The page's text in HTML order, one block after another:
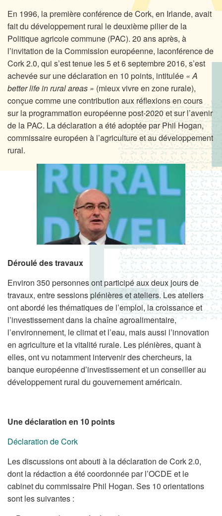
En 1996, la première conférence de Cork, en Irlande, avait
fait du développement rural le deuxième pilier de la
Politique agricole commune (PAC). 20 ans après, à
l’invitation de la Commission européenne, laconférence de
Cork 2.0, qui s’est tenue les 5 et 6 septembre 2016, s’est
achevée sur une déclaration en 10 points, intitulée « A
better life in rural areas » (mieux vivre en zone rurale),
conçue comme une contribution aux réflexions en cours
sur la programmation européenne post-2020 et sur l’avenir
de la PAC. La déclaration a été adoptée par Phil Hogan,
commissaire européen à l’agriculture et au développement
rural.
Déroulé des travaux
Environ 350 personnes ont participé aux deux jours de
travaux, entre sessions plénières et ateliers. Les ateliers
ont abordé les thématiques de l’emploi, la croissance et
l’investissement dans la chaîne agroalimentaire,
l’environnement, le climat et l’eau, mais aussi l’innovation
en agriculture et la vitalité rurale. Les plénières, quant à
elles, ont vu notamment intervenir des chercheurs, la
banque européenne d’investissement et un conseiller au
développement rural du gouvernement américain.
Une déclaration en 10 points
Déclaration de Cork
Les discussions ont abouti à la déclaration de Cork 2.0,
dont la rédaction a été coordonnée par l’OCDE et le
cabinet du commissaire Phil Hogan. Ses 10 orientations
sont les suivantes :